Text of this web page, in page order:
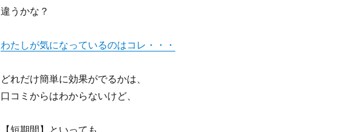
違うかな？
わたしが気になっているのはコレ・・・
どれだけ簡単に効果がでるかは、
口コミからはわからないけど、
【短期間】といっても